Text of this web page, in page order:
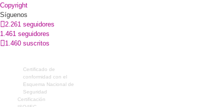
Copyright
Síguenos
2.261 seguidores
1.461 seguidores
1.460 suscritos
Certificado de
conformidad con el
Esquema Nacional de
Seguridad
Certificación